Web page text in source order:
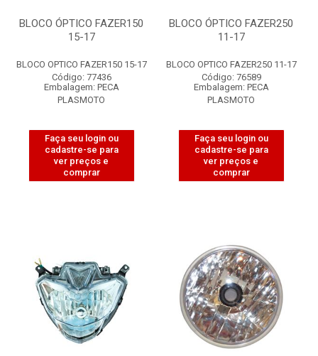
BLOCO ÓPTICO FAZER150
15-17
BLOCO OPTICO FAZER150 15-17
Código: 77436
Embalagem: PECA
PLASMOTO
Faça seu login ou
cadastre-se para
ver preços e
comprar
BLOCO ÓPTICO FAZER250
11-17
BLOCO OPTICO FAZER250 11-17
Código: 76589
Embalagem: PECA
PLASMOTO
Faça seu login ou
cadastre-se para
ver preços e
comprar